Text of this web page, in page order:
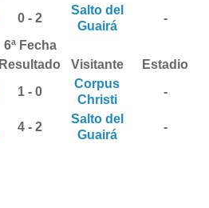
0 - 2
Salto del
Guairá
-
6ª Fecha
Resultado Visitante
Estadio
1 - 0
Corpus
Christi
-
4 - 2
Salto del
Guairá
-